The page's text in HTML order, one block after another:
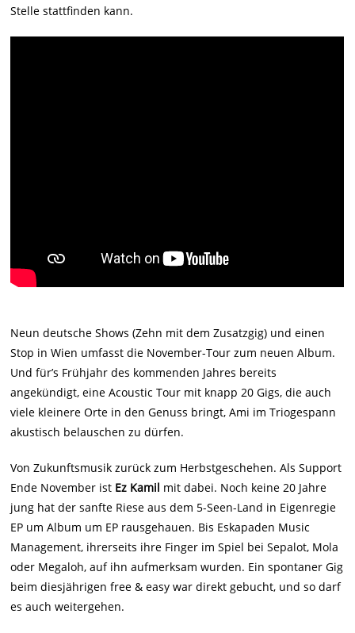
Stelle stattfinden kann.
Neun deutsche Shows (Zehn mit dem Zusatzgig) und einen
Stop in Wien umfasst die November-Tour zum neuen Album.
Und für’s Frühjahr des kommenden Jahres bereits
angekündigt, eine Acoustic Tour mit knapp 20 Gigs, die auch
viele kleinere Orte in den Genuss bringt, Ami im Triogespann
akustisch belauschen zu dürfen.
Von Zukunftsmusik zurück zum Herbstgeschehen. Als Support
Ende November ist Ez Kamil mit dabei. Noch keine 20 Jahre
jung hat der sanfte Riese aus dem 5-Seen-Land in Eigenregie
EP um Album um EP rausgehauen. Bis Eskapaden Music
Management, ihrerseits ihre Finger im Spiel bei Sepalot, Mola
oder Megaloh, auf ihn aufmerksam wurden. Ein spontaner Gig
beim diesjährigen free & easy war direkt gebucht, und so darf
es auch weitergehen.